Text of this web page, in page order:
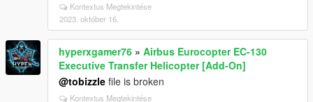
Kontextus Megtekintése
2023. október 16.
hyperxgamer76 » Airbus Eurocopter EC-130
Executive Transfer Helicopter [Add-On]
@tobizzle file is broken
Kontextus Megtekintése